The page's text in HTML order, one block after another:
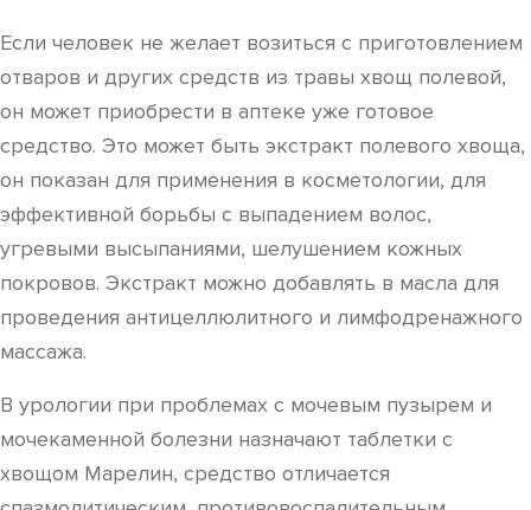
Если человек не желает возиться с приготовлением
отваров и других средств из травы хвощ полевой,
он может приобрести в аптеке уже готовое
средство. Это может быть экстракт полевого хвоща,
он показан для применения в косметологии, для
эффективной борьбы с выпадением волос,
угревыми высыпаниями, шелушением кожных
покровов. Экстракт можно добавлять в масла для
проведения антицеллюлитного и лимфодренажного
массажа.
В урологии при проблемах с мочевым пузырем и
мочекаменной болезни назначают таблетки с
хвощом Марелин, средство отличается